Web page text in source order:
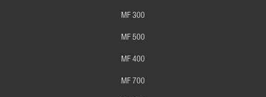
MF 300
MF 500
MF 400
MF 700